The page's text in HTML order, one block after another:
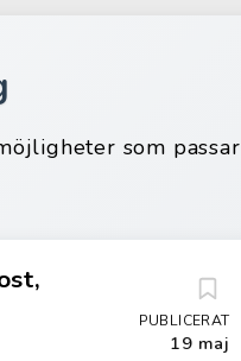
som passar
PUBLICERAT
19 maj